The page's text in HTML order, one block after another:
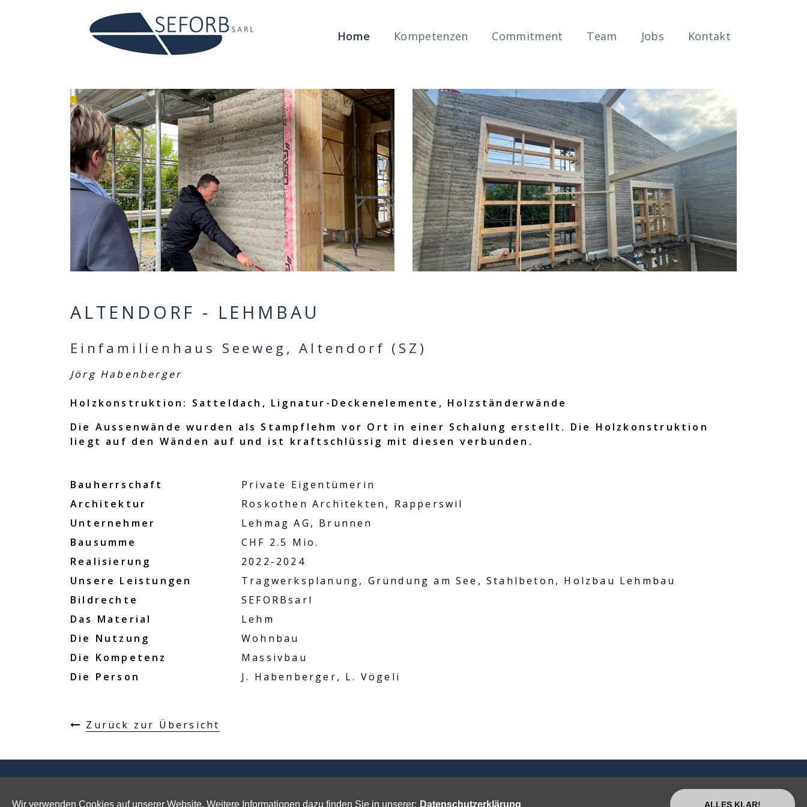
Home Kompetenzen Commitment Team Jobs Kontakt
ALTENDORF - LEHMBAU
Einfamilienhaus Seeweg, Altendorf (SZ)
Jörg Habenberger
Holzkonstruktion: Satteldach, Lignatur-Deckenelemente, Holzständerwände
Die Aussenwände wurden als Stampflehm vor Ort in einer Schalung erstellt. Die Holzkonstruktion
liegt auf den Wänden auf und ist kraftschlüssig mit diesen verbunden.
Bauherrschaft
Private Eigentümerin
Architektur
Roskothen Architekten, Rapperswil
Unternehmer
Lehmag AG, Brunnen
Bausumme
CHF 2.5 Mio.
Realisierung
2022-2024
Unsere Leistungen
Tragwerksplanung, Gründung am See, Stahlbeton, Holzbau Lehmbau
Bildrechte
SEFORBsarl
Das Material
Lehm
Die Nutzung
Wohnbau
Die Kompetenz
Massivbau
Die Person
J. Habenberger, L. Vögeli
Zurück zur Übersicht
Wir verwenden Cookies auf unserer Website. Weitere Informationen dazu finden Sie in unserer: Datenschutzerklärung ALLES KLAR!